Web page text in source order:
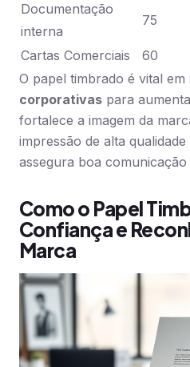
Documentação
interna
75
Cartas Comerciais
60
O papel timbrado é vital em
corporativas para
fortalece a imagem da
impressão de alta qualidade
assegura boa comunicação
Como o Papel
Confiança e
Marca